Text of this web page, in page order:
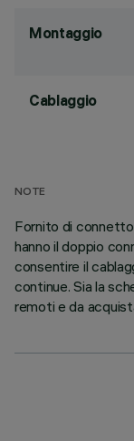
Montaggio
Cablaggio
NOTE
Fornito di
hanno il doppio
consentire il
continue. Sia la
remoti e da